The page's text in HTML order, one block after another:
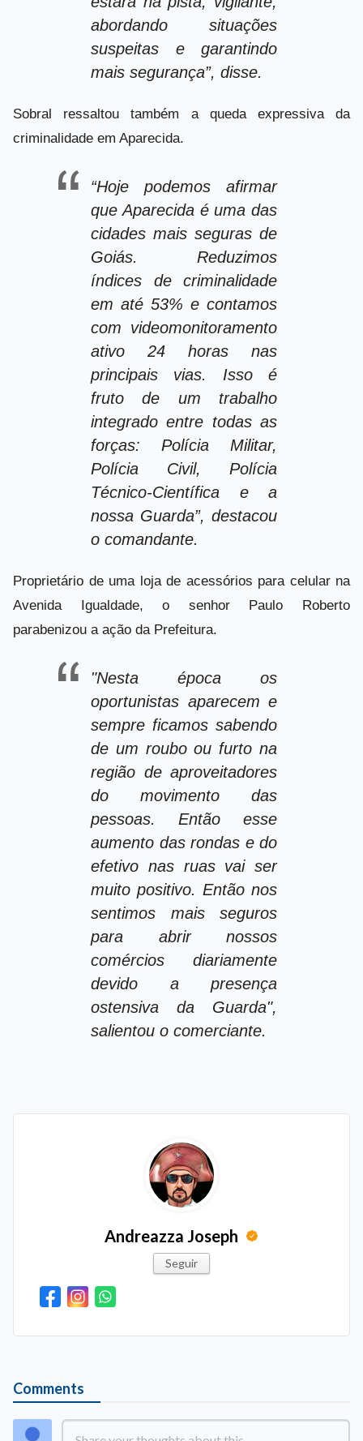
abordando situações
suspeitas e garantindo
mais segurança”, disse.
Sobral ressaltou também a queda expressiva da
criminalidade em Aparecida.
“Hoje podemos afirmar
que Aparecida é uma das
cidades mais seguras de
Goiás. Reduzimos
índices de criminalidade
em até 53% e contamos
com videomonitoramento
ativo 24 horas nas
principais vias. Isso é
fruto de um trabalho
integrado entre todas as
forças: Polícia Militar,
Polícia Civil, Polícia
Técnico-Científica e a
nossa Guarda”, destacou
o comandante.
Proprietário de uma loja de acessórios para celular na
Avenida Igualdade, o senhor Paulo Roberto
parabenizou a ação da Prefeitura.
"Nesta época os
oportunistas aparecem e
sempre ficamos sabendo
de um roubo ou furto na
região de aproveitadores
do movimento das
pessoas. Então esse
aumento das rondas e do
efetivo nas ruas vai ser
muito positivo. Então nos
sentimos mais seguros
para abrir nossos
comércios diariamente
devido a presença
ostensiva da Guarda",
salientou o comerciante.
Andreazza Joseph
Seguir
Comments